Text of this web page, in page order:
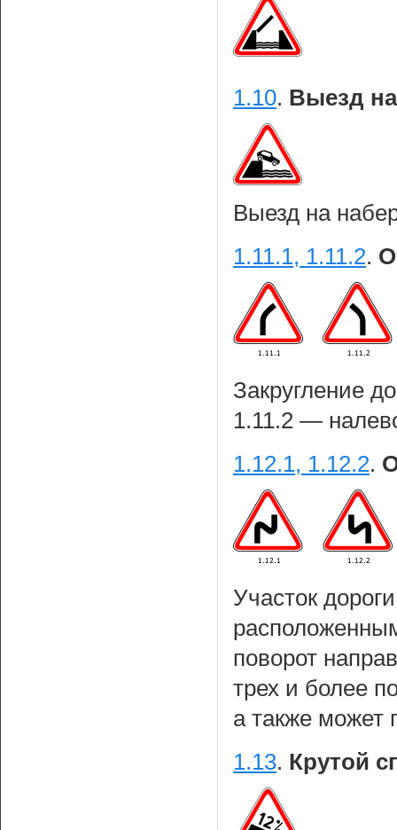
1.10. Выезд
Выезд на
1.11.1, 1.11.2.
Закругление
1.11.2 —
1.12.1, 1.12.2.
Участок
поворот
трех и более
а также может
1.13. Крутой